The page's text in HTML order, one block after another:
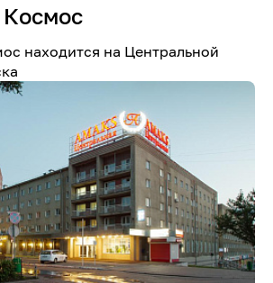
Космос
находится на Центральной